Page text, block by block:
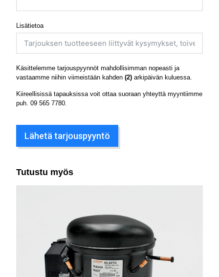
Lisätietoa
Käsittelemme tarjouspyynnöt mahdollisimman nopeasti ja
vastaamme niihin viimeistään kahden (2) arkipäivän kuluessa.
Kiireellisissä tapauksissa voit ottaa suoraan yhteyttä myyntiimme
puh. 09 565 7780
Lähetä tarjouspyyntö
Tutustu myös